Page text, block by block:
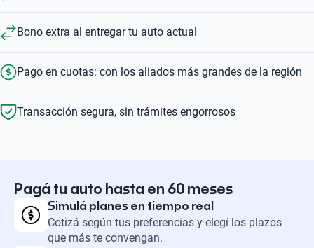
Bono extra al entregar tu auto actual
Pago en cuotas: con los aliados más grandes de la región
Transacción segura, sin trámites engorrosos
Pagá tu auto hasta en 60 meses
Simulá planes en tiempo real
Cotizá según tus preferencias y elegí los plazos
que más te convengan.